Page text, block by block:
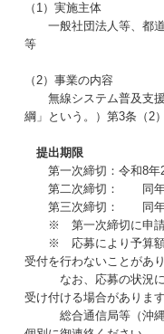
（1）実施主体
一般社団法人等、都道
等
（2）事業の内容
無線システム普及支援
綱」という。）第3条（2
提出期限
第一次締切：令和8年2
第二次締切： 同年4
第三次締切： 同年5
※ 第一次締切に申請の
※ 応募により予算額に
受付を行わないことがあり
なお、応募の状況に
受け付ける場合があります
総合通信局等（沖縄